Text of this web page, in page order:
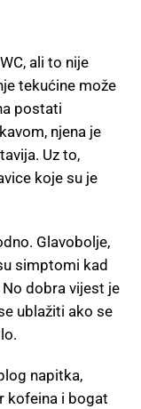
ali to nije
tekućine može
postati
njena je
Uz to,
koje su je
Glavobolje,
simptomi kad
No dobra vijest je
ublažiti ako se
napitka,
kofeina i bogat